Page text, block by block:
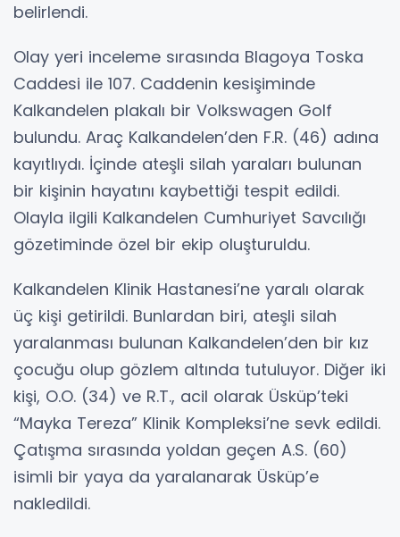
belirlendi.
Olay yeri inceleme sırasında Blagoya Toska
Caddesi ile 107. Caddenin kesişiminde
Kalkandelen plakalı bir Volkswagen Golf
bulundu. Araç Kalkandelen’den F.R. (46) adına
kayıtlıydı. İçinde ateşli silah yaraları bulunan
bir kişinin hayatını kaybettiği tespit edildi.
Olayla ilgili Kalkandelen Cumhuriyet Savcılığı
gözetiminde özel bir ekip oluşturuldu.
Kalkandelen Klinik Hastanesi’ne yaralı olarak
üç kişi getirildi. Bunlardan biri, ateşli silah
yaralanması bulunan Kalkandelen’den bir kız
çocuğu olup gözlem altında tutuluyor. Diğer iki
kişi, O.O. (34) ve R.T., acil olarak Üsküp’teki
“Mayka Tereza” Klinik Kompleksi’ne sevk edildi.
Çatışma sırasında yoldan geçen A.S. (60)
isimli bir yaya da yaralanarak Üsküp’e
nakledildi.